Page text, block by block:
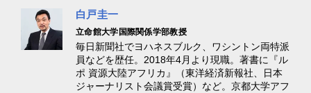
白戸圭一
立命館大学国際関係学部教授
毎日新聞社でヨハネスブルク、ワシントン両特派
員などを歴任。2018年4月より現職。著書に『ル
ポ 資源大陸アフリカ』（東洋経済新報社、日本
ジャーナリスト会議賞受賞）など。京都大学アフ